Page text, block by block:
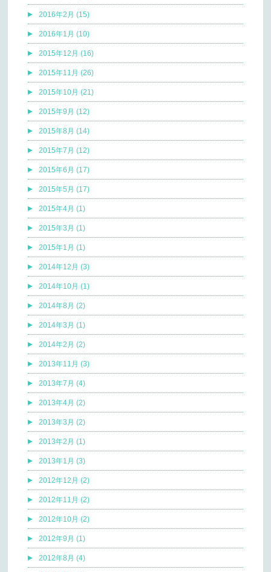
2016年2月 (15)
2016年1月 (10)
2015年12月 (16)
2015年11月 (26)
2015年10月 (21)
2015年9月 (12)
2015年8月 (14)
2015年7月 (12)
2015年6月 (17)
2015年5月 (17)
2015年4月 (1)
2015年3月 (1)
2015年1月 (1)
2014年12月 (3)
2014年10月 (1)
2014年8月 (2)
2014年3月 (1)
2014年2月 (2)
2013年11月 (3)
2013年7月 (4)
2013年4月 (2)
2013年3月 (2)
2013年2月 (1)
2013年1月 (3)
2012年12月 (2)
2012年11月 (2)
2012年10月 (2)
2012年9月 (1)
2012年8月 (4)